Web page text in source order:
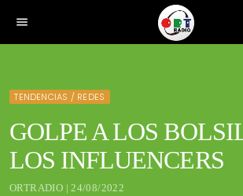
menu
TENDENCIAS / REDES
GOLPE A LOS
LOS INFLUENCERS
ORTRADIO | 24/08/2022